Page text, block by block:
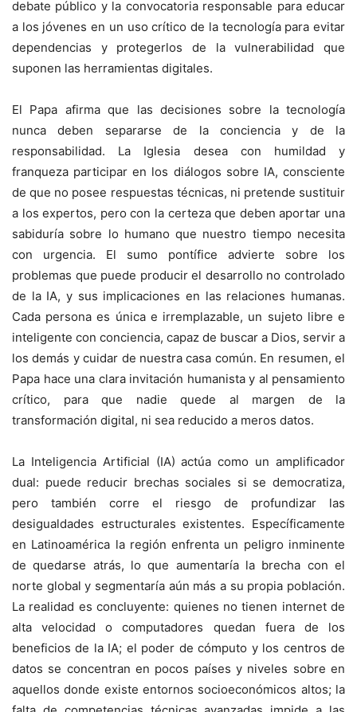
debate público y la convocatoria responsable para educar
a los jóvenes en un uso crítico de la tecnología para evitar
dependencias y protegerlos de la vulnerabilidad que
suponen las herramientas digitales.
El Papa afirma que las decisiones sobre la tecnología
nunca deben separarse de la conciencia y de la
responsabilidad. La Iglesia desea con humildad y
franqueza participar en los diálogos sobre IA, consciente
de que no posee respuestas técnicas, ni pretende sustituir
a los expertos, pero con la certeza que deben aportar una
sabiduría sobre lo humano que nuestro tiempo necesita
con urgencia. El sumo pontífice advierte sobre los
problemas que puede producir el desarrollo no controlado
de la IA, y sus implicaciones en las relaciones humanas.
Cada persona es única e irremplazable, un sujeto libre e
inteligente con conciencia, capaz de buscar a Dios, servir a
los demás y cuidar de nuestra casa común. En resumen, el
Papa hace una clara invitación humanista y al pensamiento
crítico, para que nadie quede al margen de la
transformación digital, ni sea reducido a meros datos.
La Inteligencia Artificial (IA) actúa como un amplificador
dual: puede reducir brechas sociales si se democratiza,
pero también corre el riesgo de profundizar las
desigualdades estructurales existentes. Específicamente
en Latinoamérica la región enfrenta un peligro inminente
de quedarse atrás, lo que aumentaría la brecha con el
norte global y segmentaría aún más a su propia población.
La realidad es concluyente: quienes no tienen internet de
alta velocidad o computadores quedan fuera de los
beneficios de la IA; el poder de cómputo y los centros de
datos se concentran en pocos países y niveles sobre en
aquellos donde existe entornos socioeconómicos altos; la